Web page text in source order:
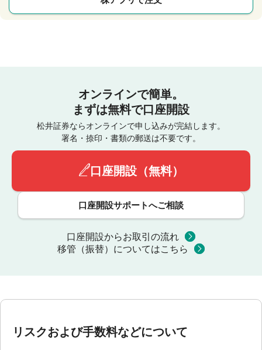
オンラインで簡単。
まずは無料で口座開設
松井証券ならオンラインで申し込みが完結します。
署名・捺印・書類の郵送は不要です。
口座開設（無料）
口座開設サポートへご相談
口座開設からお取引の流れ
移管（振替）についてはこちら
リスクおよび手数料などについて